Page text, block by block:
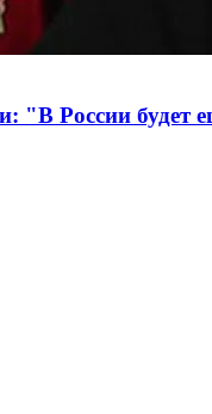
"В России будет